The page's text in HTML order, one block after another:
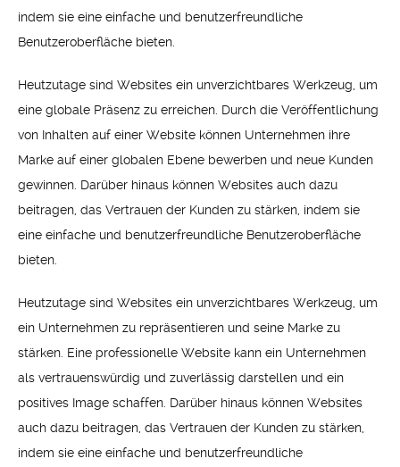
indem sie eine einfache und benutzerfreundliche
Benutzeroberfläche bieten.
Heutzutage sind Websites ein unverzichtbares Werkzeug, um
eine globale Präsenz zu erreichen. Durch die Veröffentlichung
von Inhalten auf einer Website können Unternehmen ihre
Marke auf einer globalen Ebene bewerben und neue Kunden
gewinnen. Darüber hinaus können Websites auch dazu
beitragen, das Vertrauen der Kunden zu stärken, indem sie
eine einfache und benutzerfreundliche Benutzeroberfläche
bieten.
Heutzutage sind Websites ein unverzichtbares Werkzeug, um
ein Unternehmen zu repräsentieren und seine Marke zu
stärken. Eine professionelle Website kann ein Unternehmen
als vertrauenswürdig und zuverlässig darstellen und ein
positives Image schaffen. Darüber hinaus können Websites
auch dazu beitragen, das Vertrauen der Kunden zu stärken,
indem sie eine einfache und benutzerfreundliche